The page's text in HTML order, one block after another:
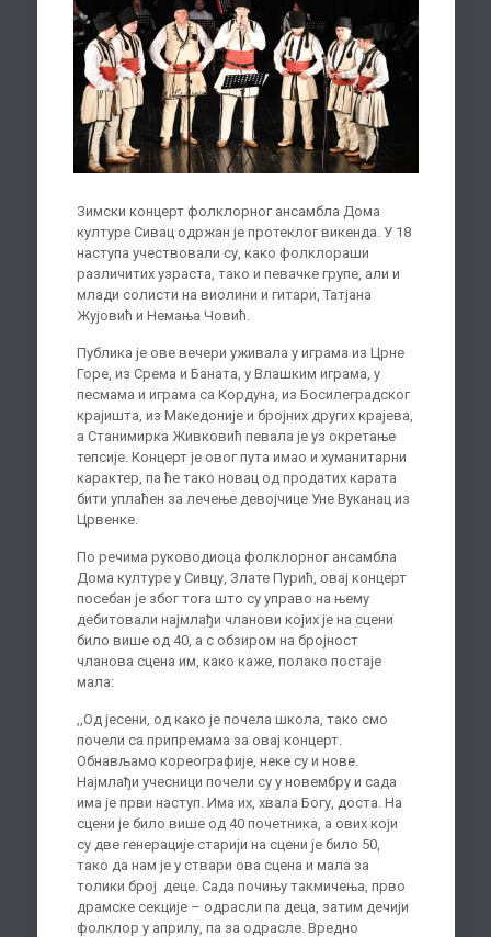
Зимски концерт фолклорног ансамбла Дома
културе Сивац одржан је протеклог викенда. У 18
наступа учествовали су, како фолклораши
различитих узраста, тако и певачке групе, али и
млади солисти на виолини и гитари, Татјана
Жујовић и Немања Човић.
Публика је ове вечери уживала у играма из Црне
Горе, из Срема и Баната, у Влашким играма, у
песмама и играма са Кордуна, из Босилеградског
крајишта, из Македоније и бројних других крајева,
а Станимирка Живковић певала је уз окретање
тепсије. Концерт је овог пута имао и хуманитарни
карактер, па ће тако новац од продатих карата
бити уплаћен за лечење девојчице Уне Вуканац из
Црвенке.
По речима руководиоца фолклорног ансамбла
Дома културе у Сивцу, Злате Пурић, овај концерт
посебан је због тога што су управо на њему
дебитовали најмлађи чланови којих је на сцени
било више од 40, а с обзиром на бројност
чланова сцена им, како каже, полако постаје
мала:
,,Од јесени, од како је почела школа, тако смо
почели са припремама за овај концерт.
Обнављамо кореографије, неке су и нове.
Најмлађи учесници почели су у новембру и сада
има је први наступ. Има их, хвала Богу, доста. На
сцени је било више од 40 почетника, а ових који
су две генерације старији на сцени је било 50,
тако да нам је у ствари ова сцена и мала за
толики број деце. Сада почињу такмичења, прво
драмске секције – одрасли па деца, затим дечији
фолклор у априлу, па за одрасле. Вредно